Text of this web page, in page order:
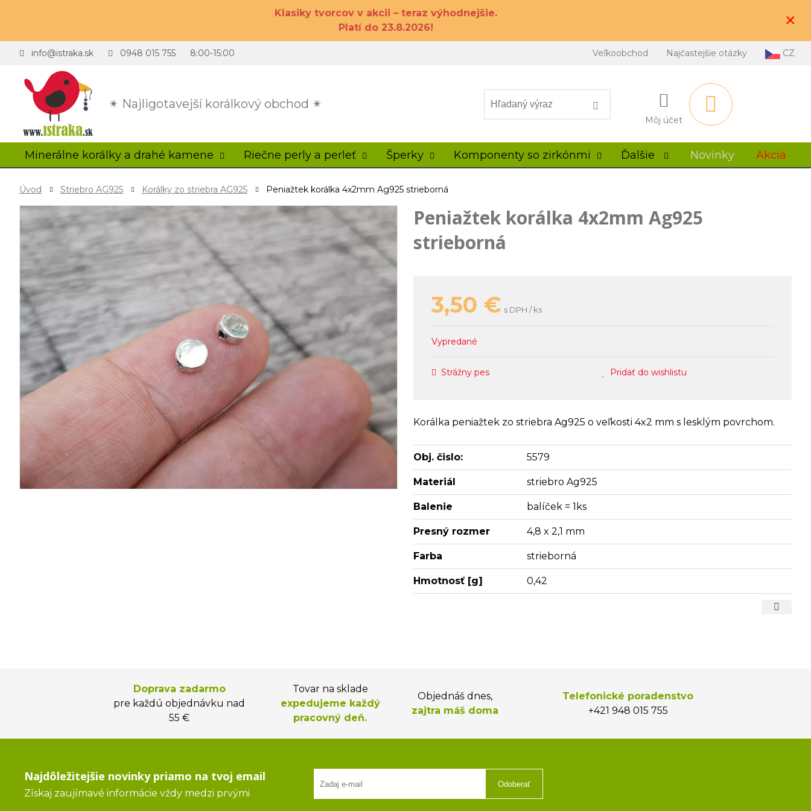
Klasiky tvorcov v akcii – teraz výhodnejšie.
Platí do 23.8.2026!
×
✴ Najligotavejší korálkový obchod ✴
info@istraka.sk 0948 015 755 8:00-15:00 Veľkoobchod Najčastejšie otázky CZ
Môj účet
Minerálne korálky a drahé kamene Riečne perly a perleť Šperky Komponenty so zirkónmi Ďalšie Novinky Akcia
Úvod Striebro AG925 Korálky zo striebra AG925 Peniažtek korálka 4x2mm Ag925 strieborná
Peniažtek korálka 4x2mm Ag925
strieborná
3,50 € s DPH / ks
Vypredané
Strážny pes Pridať do wishlistu
Korálka peniažtek zo striebra Ag925 o veľkosti 4x2 mm s lesklým povrchom.
Obj. čislo: 5579
Materiál striebro Ag925
Balenie balíček = 1ks
Presný rozmer 4,8 x 2,1 mm
Farba strieborná
Hmotnosť [g] 0,42
Doprava zadarmo
pre každú objednávku nad
55 €
Tovar na sklade
expedujeme každý
pracovný deň.
Objednáš dnes,
zajtra máš doma
Telefonické poradenstvo
+421 948 015 755
Najdôležitejšie novinky priamo na tvoj email
Získaj zaujímavé informácie vždy medzi prvými
Odoberať